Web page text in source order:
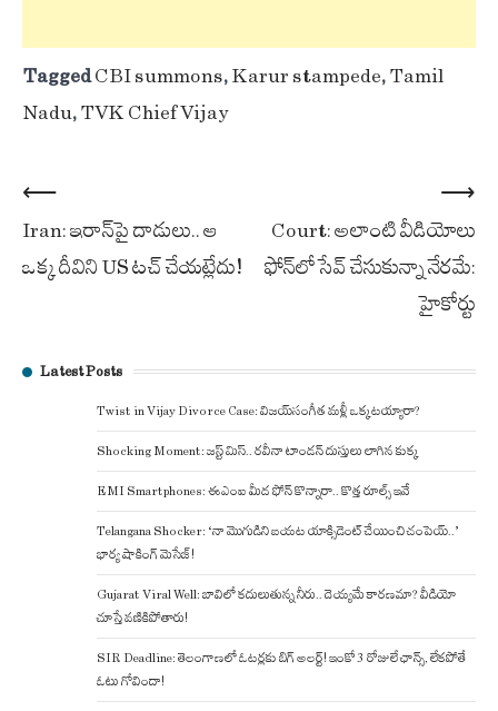
TaggedCBI summons,Karur stampede,Tamil
Nadu,TVK Chief Vijay
Post
navigation
⟵
Iran: ఇరాన్‌పై దాడులు.. ఆ
ఒక్క దీవిని US టచ్ చేయట్లేదు!
Court: అలాంటి వీడియోలు
ఫోన్‌లో సేవ్ చేసుకున్నా నేరమే:
హైకోర్టు
⟶
Latest Posts
Twist in Vijay Divorce Case: విజయ్-సంగీత మళ్లీ ఒక్కటయ్యారా?
Shocking Moment: జస్ట్ మిస్.. రవీనా టాండన్ దుస్తులు లాగిన కుక్క
EMI Smartphones: ఈఎంఐ మీద ఫోన్ కొన్నారా.. కొత్త రూల్స్ ఇవే
Telangana Shocker: ‘నా మొగుడిని బయట యాక్సిడెంట్ చేయించి చంపెయ్..’
భార్య షాకింగ్ మెసేజ్!
Gujarat Viral Well: బావిలో కదులుతున్న నీరు.. దెయ్యమే కారణమా? వీడియో
చూస్తే వణికిపోతారు!
SIR Deadline: తెలంగాణలో ఓటర్లకు బిగ్ అలర్ట్! ఇంకో 3 రోజులే ఛాన్స్, లేకపోతే
ఓటు గోవిందా!